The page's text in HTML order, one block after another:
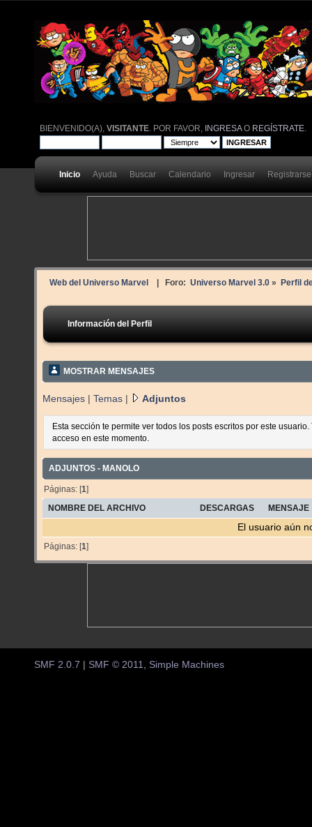
BIENVENIDO(A),VISITANTE . POR FAVOR, INGRESAO REGÍSTRATE
Inicio Ayuda Buscar Calendario Ingresar Registrarse
Web del Universo Marvel | Foro: Universo Marvel 3.0» Perfil
Información del Perfil
MOSTRAR MENSAJES
Mensajes | Temas | Adjuntos
Esta sección te permite ver todos los posts escritos por este
acceso en este momento.
ADJUNTOS - MANOLO
Páginas: [1]
NOMBRE DEL ARCHIVO DESCARGAS MENSAJE
El usuario aún
Páginas: [1]
SMF 2.0.7 SMF © 2011, Simple Machines